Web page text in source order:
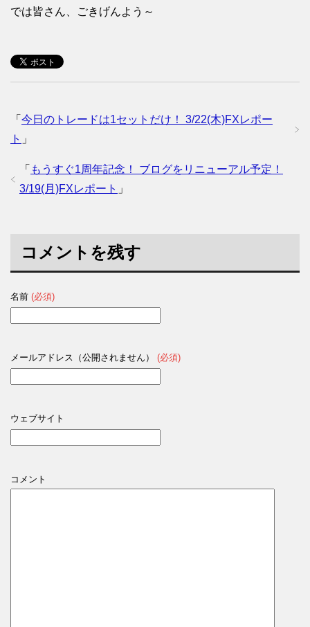
では皆さん、ごきげんよう～
「 今日のトレードは1セットだけ！ 3/22(木)FXレポー
ト 」
「 もうすぐ1周年記念！ ブログをリニューアル予定！
3/19(月)FXレポート 」
コメントを残す
名前 (必須)
メールアドレス（公開されません） (必須)
ウェブサイト
コメント